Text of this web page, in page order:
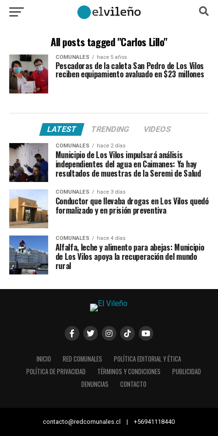
All posts tagged "Carlos Lillo"
COMUNALES hace 5 años
Pescadoras de la caleta San Pedro de Los Vilos
reciben equipamiento avaluado en $23 millones
LATEST TRENDING VIDEOS
COMUNALES hace 2 días
Municipio de Los Vilos impulsará análisis
independientes del agua en Caimanes: Ya hay
resultados de muestras de la Seremi de Salud
COMUNALES hace 3 días
Conductor que llevaba drogas en Los Vilos quedó
formalizado y en prisión preventiva
COMUNALES hace 4 días
Alfalfa, leche y alimento para abejas: Municipio
de Los Vilos apoya la recuperación del mundo
rural
INICIO RED COMUNALES
POLÍTICA EDITORIAL Y ÉTICA
POLÍTICA DE PRIVACIDAD
TÉRMINOS Y CONDICIONES
PUBLICIDAD
DENUNCIAS
CONTACTO
contacto@redcomunales.cl | +56941118440